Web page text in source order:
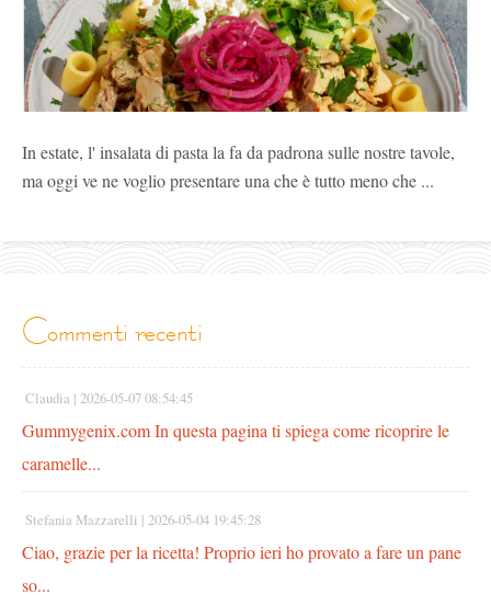
In estate, l' insalata di pasta la fa da padrona sulle nostre tavole,
ma oggi ve ne voglio presentare una che è tutto meno che ...
commenti recenti
Claudia | 2026-05-07 08:54:45
Gummygenix.com In questa pagina ti spiega come ricoprire le
caramelle...
Stefania Mazzarelli | 2026-05-04 19:45:28
Ciao, grazie per la ricetta! Proprio ieri ho provato a fare un pane
so...